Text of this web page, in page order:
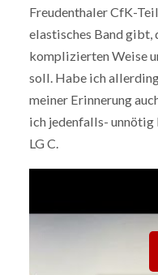
Freudenthaler CfK-
elastisches Band gibt,
komplizierten Weise
soll. Habe ich
meiner Erinnerung
ich jedenfalls- unnötig
LG C.